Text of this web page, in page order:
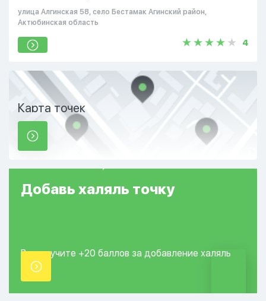
улица Алгинская 58, село Бестамак Агинский район,
Актюбинская область
4
Карта точек
Добавь халяль точку
Вы получите +20 баллов за добавление халяль
точки.